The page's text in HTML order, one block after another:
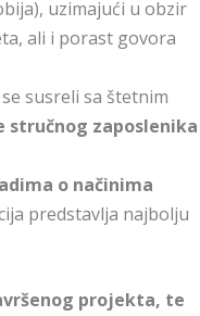
uzimajući u obzir
ali i porast govora
susreli sa štetnim
stručnog zaposlenika
o načinima
predstavlja najbolju
projekta, te